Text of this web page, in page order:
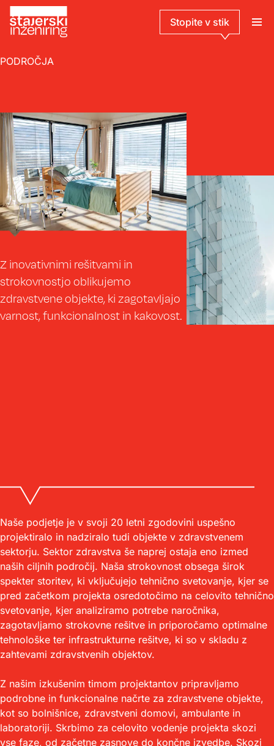
Stopite v stik
PODROČJA
Z inovativnimi rešitvami in
strokovnostjo oblikujemo
zdravstvene objekte, ki zagotavljajo
varnost, funkcionalnost in kakovost.
Naše podjetje je v svoji 20 letni zgodovini uspešno
projektiralo in nadziralo tudi objekte v zdravstvenem
sektorju. Sektor zdravstva še naprej ostaja eno izmed
naših ciljnih področij. Naša strokovnost obsega širok
spekter storitev, ki vključujejo tehnično svetovanje, kjer se
pred začetkom projekta osredotočimo na celovito tehnično
svetovanje, kjer analiziramo potrebe naročnika,
zagotavljamo strokovne rešitve in priporočamo optimalne
tehnološke ter infrastrukturne rešitve, ki so v skladu z
zahtevami zdravstvenih objektov.
Z našim izkušenim timom projektantov pripravljamo
podrobne in funkcionalne načrte za zdravstvene objekte,
kot so bolnišnice, zdravstveni domovi, ambulante in
laboratoriji. Skrbimo za celovito vodenje projekta skozi
vse faze, od začetne zasnove do končne izvedbe. Skozi